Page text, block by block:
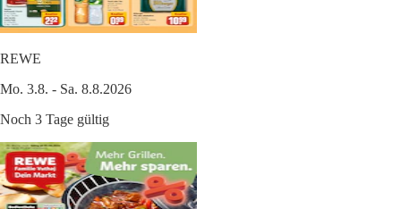
REWE
Mo. 3.8. - Sa. 8.8.2026
Noch 3 Tage gültig